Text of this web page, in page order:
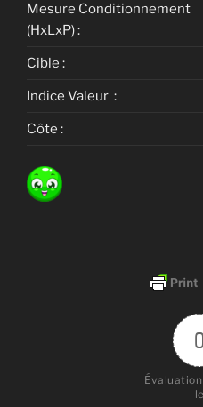
Mesure Conditionnement
(HxLxP) :
Cible :
Indice Valeur :
Côte :
0
le